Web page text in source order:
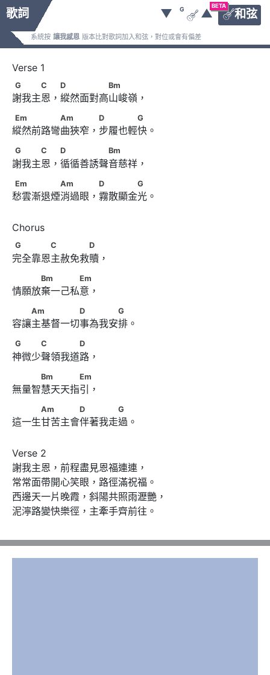
歌詞
BETA
和弦
▼ G
 ▲
系統按 讓我感恩 版本比對歌詞加入和弦，對位或會有偏差
G　　　C　 D　　　　　Bm
G C D Bm
謝我主恩，縱然面對高山峻嶺，
Em　　　　　Am　　　 D　　　　G
Em Am D G
縱然前路彎曲狹窄，步履也輕快。
G　　　C　 D　　　　　Bm
G C D Bm
謝我主恩，循循善誘聲音慈祥，
Em　　　　　Am　　　 D　　　　G
Em Am D G
愁雲漸退煙消過眼，霧散顯金光。
G　　　　C　　　　D
G C D
完全靠恩主赦免救贖，
Bm　　　　Em
Bm Em
情願放棄一己私意，
Am　　　　　D　　　　G
Am D G
容讓主基督一切事為我安排。
G　　　C　　　　D
G C D
神微少聲領我道路，
Bm　　　　Em
Bm Em
無量智慧天天指引，
Am　　　　D　　　　G
Am D G
這一生甘苦主會伴著我走過。
Verse 2
謝我主恩，前程盡見恩福連連，
常常面帶開心笑眼，路徑滿祝福。
西邊天一片晚霞，斜陽共照雨瀝艷，
泥濘路變快樂徑，主牽手齊前往。